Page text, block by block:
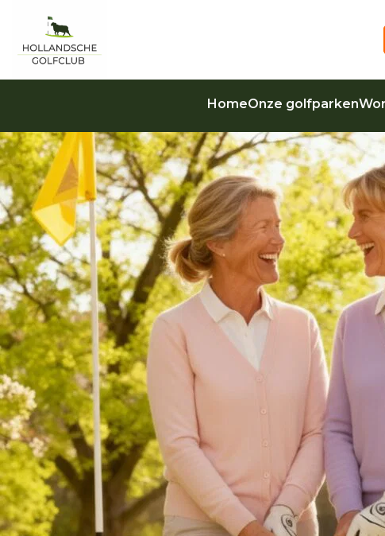
HomeOnze golfparken